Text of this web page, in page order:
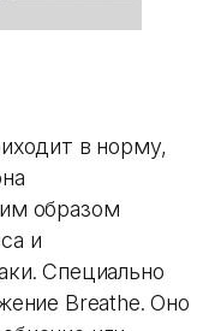
в норму,
образом
и
Специально
Breathe. Оно